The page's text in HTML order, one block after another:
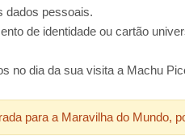
dados pessoais.
de identidade ou cartão
no dia da sua visita a Machu
para a Maravilha do Mundo,